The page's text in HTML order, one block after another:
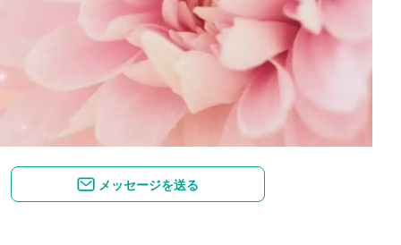
メッセージを送る